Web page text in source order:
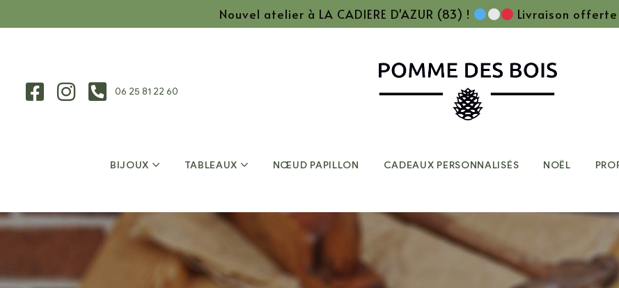
Nouvel atelier à LA CADIERE D'AZUR (83) ! Livraison
06 25 81 22 60
BIJOUX TABLEAUX NŒUD PAPILLON CADEAUX PERSONNALISÉS NOËL